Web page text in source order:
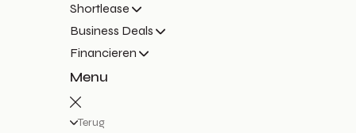
Shortlease
Business Deals
Financieren
Menu
Terug